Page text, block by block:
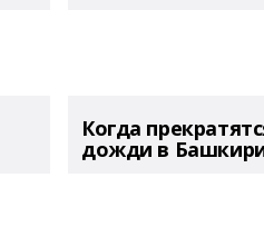
Когда
дожди в